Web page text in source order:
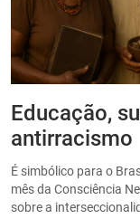
Educação,
antirracismo
É simbólico para o
mês da Consciência
sobre a